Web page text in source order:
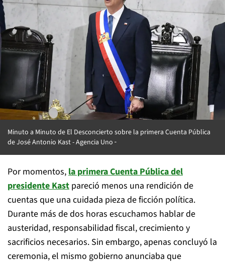
Minuto a Minuto de El Desconcierto sobre la primera Cuenta Pública
de José Antonio Kast -Agencia Uno
Por momentos, la primera Cuenta Pública del
presidente Kast pareció menos una rendición de
cuentas que una cuidada pieza de ficción política.
Durante más de dos horas escuchamos hablar de
austeridad, responsabilidad fiscal, crecimiento y
sacrificios necesarios. Sin embargo, apenas concluyó la
ceremonia, el mismo gobierno anunciaba que